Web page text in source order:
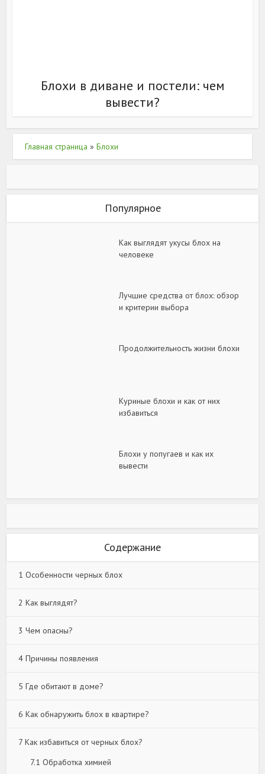
Блохи в диване и постели: чем
вывести?
Главная страница » Блохи
Популярное
Как выглядят укусы блох на
человеке
Лучшие средства от блох: обзор
и критерии выбора
Продолжительность жизни блохи
Куриные блохи и как от них
избавиться
Блохи у попугаев и как их
вывести
Содержание
1 Особенности черных блох
2 Как выглядят?
3 Чем опасны?
4 Причины появления
5 Где обитают в доме?
6 Как обнаружить блох в квартире?
7 Как избавиться от черных блох?
7.1 Обработка химией